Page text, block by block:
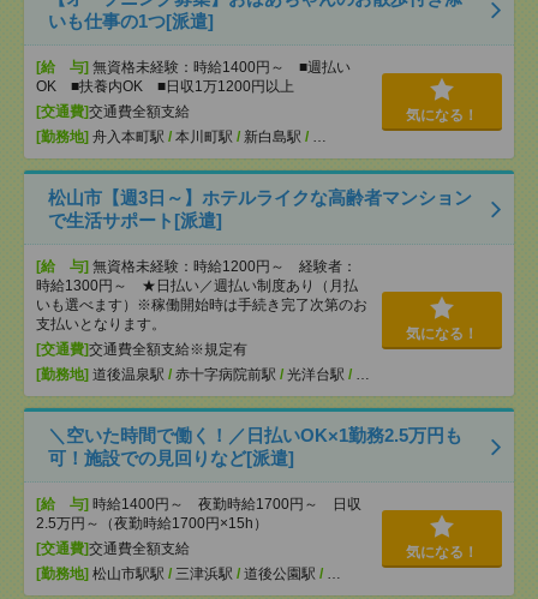
いも仕事の1つ[派遣]
[給 与] 無資格未経験：時給1400円～ ■週払い
OK ■扶養内OK ■日収1万1200円以上
[交通費]交通費全額支給
[勤務地] 舟入本町駅 / 本川町駅 / 新白島駅 / …
気になる！
松山市【週3日～】ホテルライクな高齢者マンション
で生活サポート[派遣]
[給 与] 無資格未経験：時給1200円～ 経験者：
時給1300円～ ★日払い／週払い制度あり（月払
いも選べます）※稼働開始時は手続き完了次第のお
支払いとなります。
[交通費]交通費全額支給※規定有
[勤務地] 道後温泉駅 / 赤十字病院前駅 / 光洋台駅 / …
気になる！
＼空いた時間で働く！／日払いOK×1勤務2.5万円も
可！施設での見回りなど[派遣]
[給 与] 時給1400円～ 夜勤時給1700円～ 日収
2.5万円～（夜勤時給1700円×15h）
[交通費]交通費全額支給
[勤務地] 松山市駅駅 / 三津浜駅 / 道後公園駅 / …
気になる！